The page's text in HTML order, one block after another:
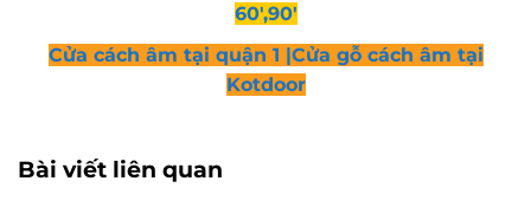
60′,90′
Cửa cách âm tại quận 1 |Cửa gỗ cách âm tại
Kotdoor
Bài viết liên quan